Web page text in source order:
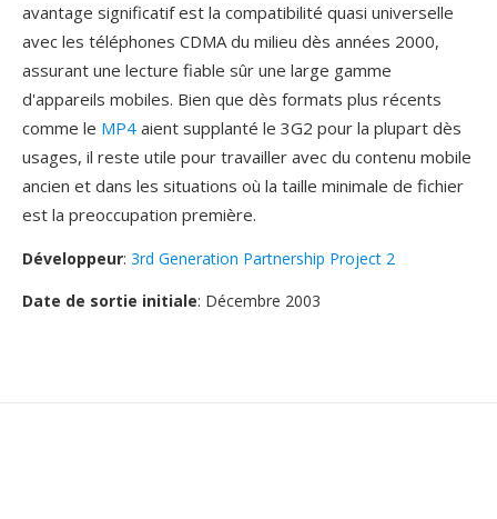
avantage significatif est la compatibilité quasi universelle
avec les téléphones CDMA du milieu dès années 2000,
assurant une lecture fiable sûr une large gamme
d'appareils mobiles. Bien que dès formats plus récents
comme le MP4 aient supplanté le 3G2 pour la plupart dès
usages, il reste utile pour travailler avec du contenu mobile
ancien et dans les situations où la taille minimale de fichier
est la preoccupation première.
Développeur: 3rd Generation Partnership Project 2
Date de sortie initiale: Décembre 2003